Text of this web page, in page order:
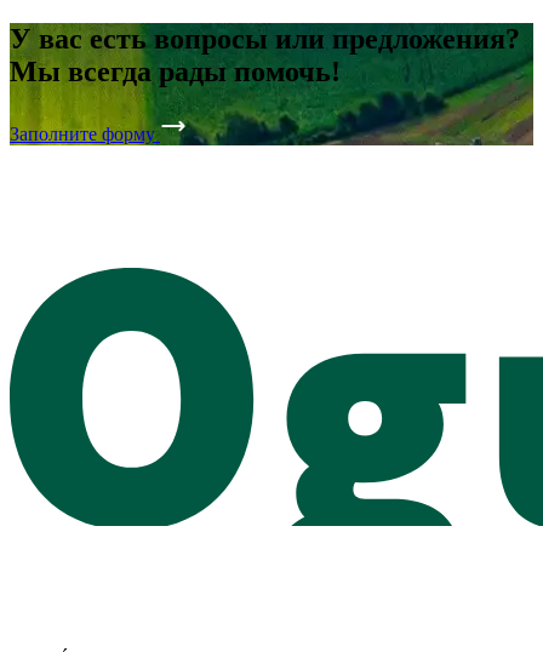
У вас есть вопросы или предложения?
Мы всегда рады помочь!
Заполните форму